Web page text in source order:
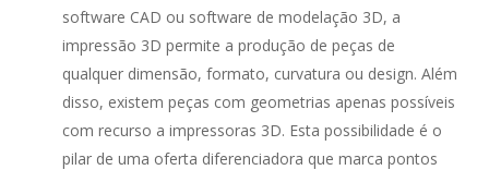
software CAD ou software de modelação 3D, a
impressão 3D permite a produção de peças de
qualquer dimensão, formato, curvatura ou design. Além
disso, existem peças com geometrias apenas possíveis
com recurso a impressoras 3D. Esta possibilidade é o
pilar de uma oferta diferenciadora que marca pontos